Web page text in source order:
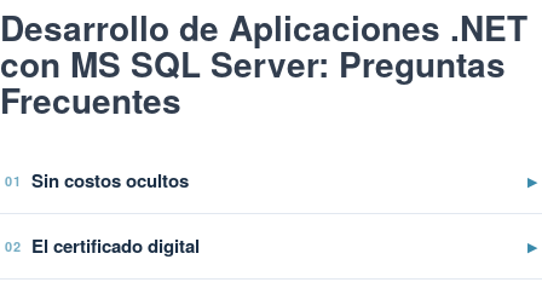
Desarrollo de Aplicaciones .NET
con MS SQL Server: Preguntas
Frecuentes
01 Sin costos ocultos ▶
02 El certificado digital ▶